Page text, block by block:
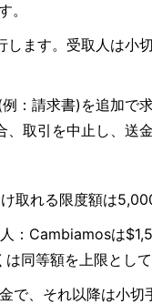
。
ます。受取人は
：請求書)を追加
取引を中止し、送
取れる限度額は
：Cambiamosは
等額を上限とし
、それ以降は小切